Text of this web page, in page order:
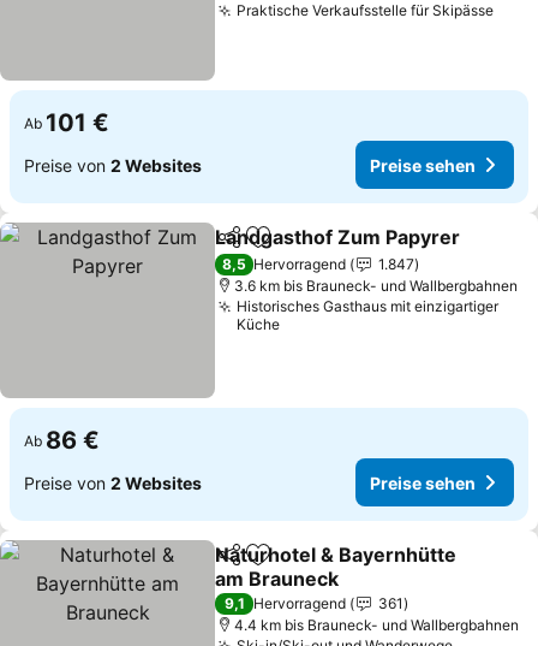
Praktische Verkaufsstelle für Skipässe
Ab 101 €
Preise von 2 Websites Preise sehen
TeilenZu Favoriten hinzufügen
Landgasthof Zum Papyrer
8,5 Hervorragend
1.847
3.6 km bis Brauneck- und Wallbergbahnen
Historisches Gasthaus mit einzigartiger
Küche
Ab 86 €
Preise von 2 Websites Preise sehen
TeilenZu Favoriten hinzufügen
Naturhotel & Bayernhütte
am Brauneck
Preise sehen
9,1 Hervorragend
361
4.4 km bis Brauneck- und Wallbergbahnen